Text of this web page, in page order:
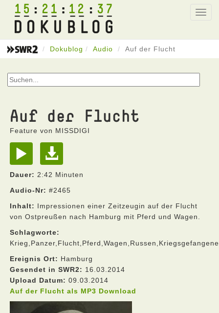
15 21 12 37
Dokublog Audio Auf der Flucht
Auf der Flucht
Feature von MISSDIGI
Dauer: 2:42 Minuten
Audio-Nr: #2465
Inhalt: Impressionen einer Zeitzeugin auf der Flucht
von Ostpreußen nach Hamburg mit Pferd und Wagen.
Schlagworte:
Krieg,Panzer,Flucht,Pferd,Wagen,Russen,Kriegsgefangene
Ereignis Ort: Hamburg
Gesendet in SWR2: 16.03.2014
Upload Datum: 09.03.2014
Auf der Flucht als MP3 Download